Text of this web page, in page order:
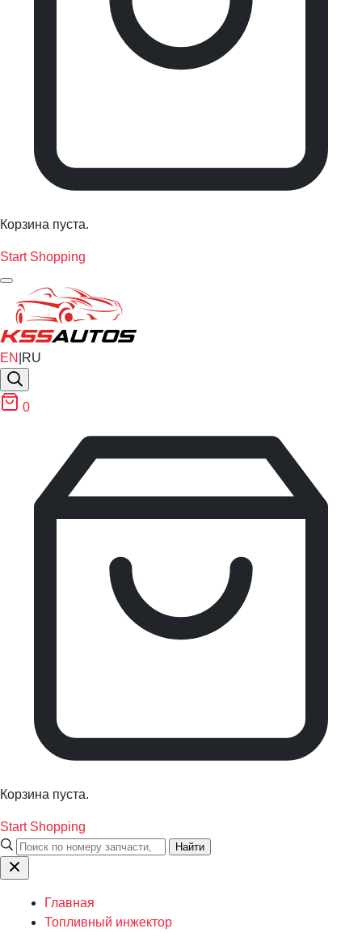
Корзина пуста.
Start Shopping
EN RU
0
Корзина пуста.
Start Shopping
Найти
Главная
Топливный инжектор